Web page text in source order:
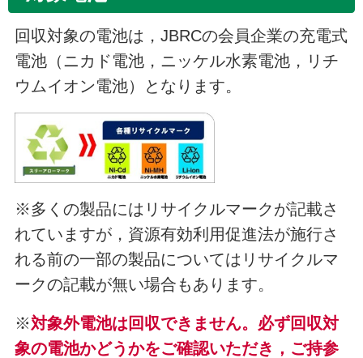
回収対象の電池は，JBRCの会員企業の充電式
電池（ニカド電池，ニッケル水素電池，リチ
ウムイオン電池）となります。
※多くの製品にはリサイクルマークが記載さ
れていますが，資源有効利用促進法が施行さ
れる前の一部の製品についてはリサイクルマ
ークの記載が無い場合もあります。
※対象外電池は回収できません。必ず回収対
象の電池かどうかをご確認いただき，ご持参